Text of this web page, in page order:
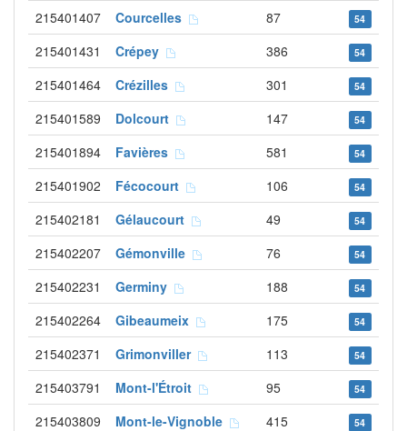
215401407 Courcelles 87 54
215401431 Crépey 386 54
215401464 Crézilles 301 54
215401589 Dolcourt 147 54
215401894 Favières 581 54
215401902 Fécocourt 106 54
215402181 Gélaucourt 49 54
215402207 Gémonville 76 54
215402231 Germiny 188 54
215402264 Gibeaumeix 175 54
215402371 Grimonviller 113 54
215403791 Mont-l'Étroit 95 54
215403809 Mont-le-Vignoble 415 54